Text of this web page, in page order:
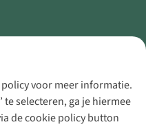
voor meer informatie.
selecteren, ga je hiermee
de cookie policy button